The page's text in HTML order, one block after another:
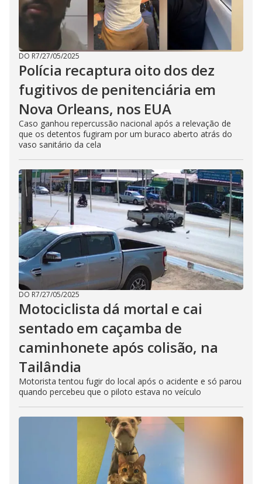
DO R7/27/05/2025
Polícia recaptura oito dos dez
fugitivos de penitenciária em
Nova Orleans, nos EUA
Caso ganhou repercussão nacional após a relevação de
que os detentos fugiram por um buraco aberto atrás do
vaso sanitário da cela
DO R7/27/05/2025
Motociclista dá mortal e cai
sentado em caçamba de
caminhonete após colisão, na
Tailândia
Motorista tentou fugir do local após o acidente e só parou
quando percebeu que o piloto estava no veículo